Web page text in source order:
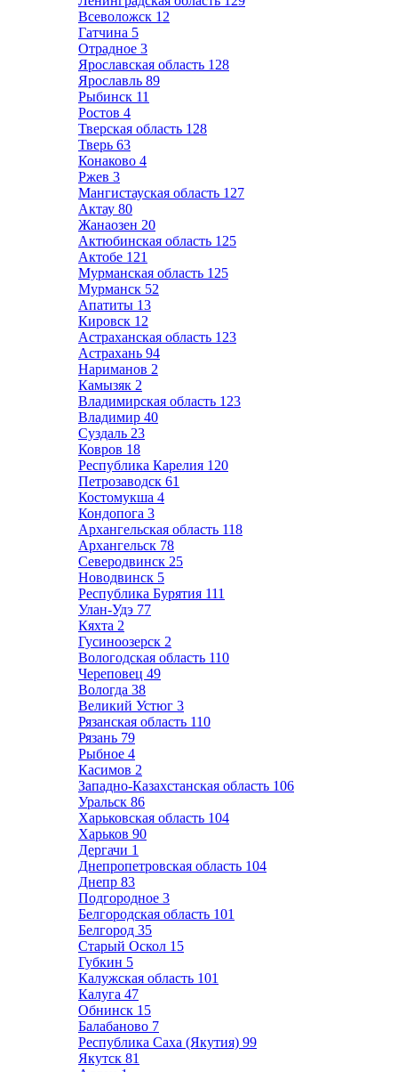
Всеволожск 12
Гатчина 5
Отрадное 3
Ярославская область 128
Ярославль 89
Рыбинск 11
Ростов 4
Тверская область 128
Тверь 63
Конаково 4
Ржев 3
Мангистауская область 127
Актау 80
Жанаозен 20
Актюбинская область 125
Актобе 121
Мурманская область 125
Мурманск 52
Апатиты 13
Кировск 12
Астраханская область 123
Астрахань 94
Нариманов 2
Камызяк 2
Владимирская область 123
Владимир 40
Суздаль 23
Ковров 18
Республика Карелия 120
Петрозаводск 61
Костомукша 4
Кондопога 3
Архангельская область 118
Архангельск 78
Северодвинск 25
Новодвинск 5
Республика Бурятия 111
Улан-Удэ 77
Кяхта 2
Гусиноозерск 2
Вологодская область 110
Череповец 49
Вологда 38
Великий Устюг 3
Рязанская область 110
Рязань 79
Рыбное 4
Касимов 2
Западно-Казахстанская область 106
Уральск 86
Харьковская область 104
Харьков 90
Дергачи 1
Днепропетровская область 104
Днепр 83
Подгородное 3
Белгородская область 101
Белгород 35
Старый Оскол 15
Губкин 5
Калужская область 101
Калуга 47
Обнинск 15
Балабаново 7
Республика Саха (Якутия) 99
Якутск 81